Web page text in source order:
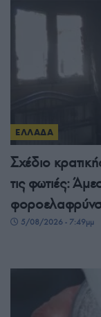
ΕΛΛΑΔΑ
Σχέδιο
τις φωτιές:
5/08/2026 - 7:49μμ